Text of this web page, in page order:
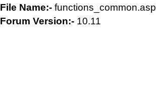
File Name:- functions_common.asp
Forum Version:- 10.11